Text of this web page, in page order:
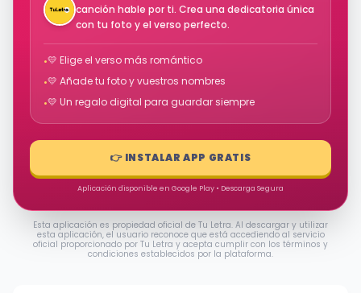
canción hable por ti. Crea una dedicatoria única
con tu foto y el verso perfecto.
•💛 Elige el verso más romántico
•💛 Añade tu foto y vuestros nombres
•💛 Un regalo digital para guardar siempre
👉 INSTALAR APP GRATIS
Aplicación disponible en Google Play • Descarga Segura
Esta aplicación es propiedad oficial de Tu Letra. Al descargar y utilizar
esta aplicación, el usuario reconoce que está accediendo al servicio
oficial proporcionado por Tu Letra y acepta cumplir con los términos y
condiciones establecidos por la plataforma.